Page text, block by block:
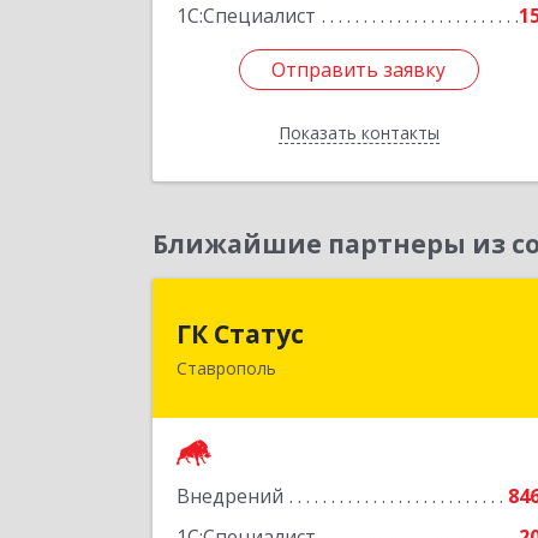
1С:Специалист
Отправить заявку
Показать контакты
Отправить заявку
Назад
Ближайшие партнеры из
ГК Статус
Ставрополь
Внедрений
355002, Ставропольский край,